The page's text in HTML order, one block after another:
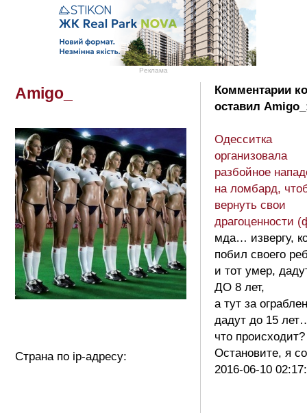
Реклама
Amigo_
Страна по ip-адресу:
Комментарии
оставил
Одесситка
организовала
разбойное
на ломбард,
вернуть свои
драгоценности
мда… извергу,
побил своего
и тот умер,
ДО 8 лет,
а тут за
дадут до 15
что происходит?
Остановите, я
2016-06-10